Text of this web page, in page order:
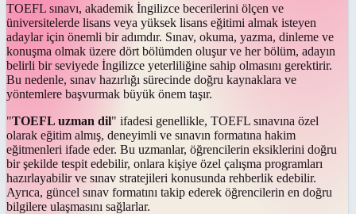
TOEFL sınavı, akademik İngilizce becerilerini ölçen ve
üniversitelerde lisans veya yüksek lisans eğitimi almak isteyen
adaylar için önemli bir adımdır. Sınav, okuma, yazma, dinleme ve
konuşma olmak üzere dört bölümden oluşur ve her bölüm, adayın
belirli bir seviyede İngilizce yeterliliğine sahip olmasını gerektirir.
Bu nedenle, sınav hazırlığı sürecinde doğru kaynaklara ve
yöntemlere başvurmak büyük önem taşır.
"TOEFL uzman dil" ifadesi genellikle, TOEFL sınavına özel
olarak eğitim almış, deneyimli ve sınavın formatına hakim
eğitmenleri ifade eder. Bu uzmanlar, öğrencilerin eksiklerini doğru
bir şekilde tespit edebilir, onlara kişiye özel çalışma programları
hazırlayabilir ve sınav stratejileri konusunda rehberlik edebilir.
Ayrıca, güncel sınav formatını takip ederek öğrencilerin en doğru
bilgilere ulaşmasını sağlarlar.